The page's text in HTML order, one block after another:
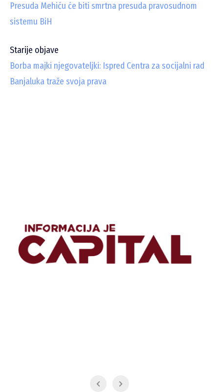
Presuda Mehiću će biti smrtna presuda pravosudnom
sistemu BiH
Starije objave
Borba majki njegovateljki: Ispred Centra za socijalni rad
Banjaluka traže svoja prava